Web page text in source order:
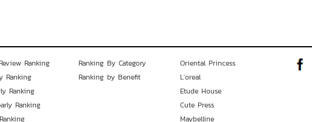
Ranking
Ranking
Ranking
Ranking
Ranking By Category
Ranking by Benefit
Oriental Princess
L'oreal
Etude House
Cute Press
Maybelline